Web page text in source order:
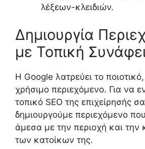
λέξεων-κλειδιών.
Δημιουργία
με Τοπική
Η Google λατρεύει το
χρήσιμο περιεχόμενο. Για να
τοπικό SEO της επιχείρησής
δημιουργούμε περιεχόμενο
άμεσα με την περιοχή και την
των κατοίκων της.